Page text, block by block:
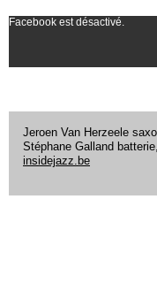
Facebook est désactivé.
Jeroen Van Herzeele
Stéphane Galland
insidejazz.be